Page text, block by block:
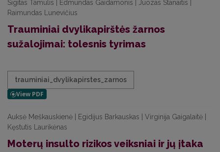
Sigitas Tamulis | Edmundas Gaidamonis | Juozas Stanaitis |
Raimundas Lunevičius
Trauminiai dvylikapirštės žarnos
sužalojimai: tolesnis tyrimas
trauminiai_dvylikapirstes_zarnos
Auksė Meškauskienė | Egidijus Barkauskas | Virginija Gaigalaitė |
Kęstutis Laurikėnas
Moterų insulto rizikos veiksniai ir jų įtaka